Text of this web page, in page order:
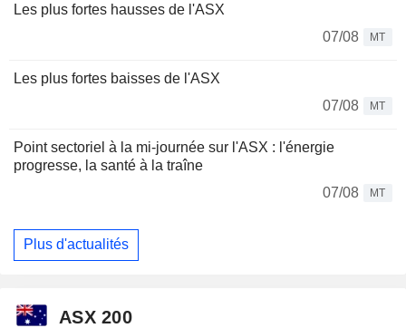
Les plus fortes hausses de l'ASX
07/08
MT
Les plus fortes baisses de l'ASX
07/08
MT
Point sectoriel à la mi-journée sur l'ASX : l'énergie
progresse, la santé à la traîne
07/08
MT
Plus d'actualités
ASX 200